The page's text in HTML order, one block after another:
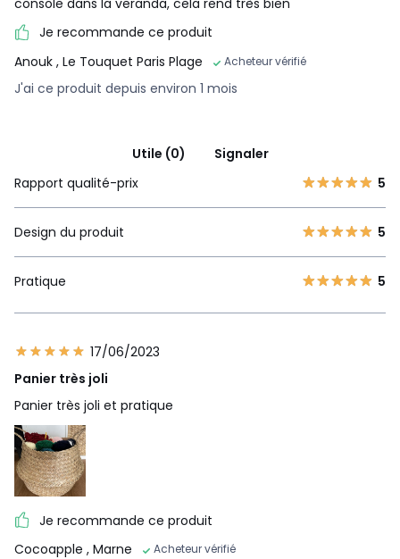
console dans la veranda, cela rend très bien
Je recommande ce produit
Anouk , Le Touquet Paris Plage Acheteur vérifié
J'ai ce produit depuis environ 1 mois
Utile (0)
Signaler
Rapport qualité-prix
5
Design du produit 5
Pratique 5
17/06/2023
Panier très joli
Panier très joli et pratique
Je recommande ce produit
Cocoapple , Marne Acheteur vérifié